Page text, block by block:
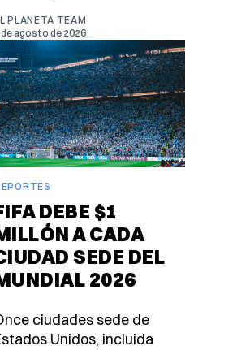
PLANETA TEAM
de agosto de 2026
DEBE $1
A CADA
SEDE DEL
2026
ciudades sede de
Unidos, incluida